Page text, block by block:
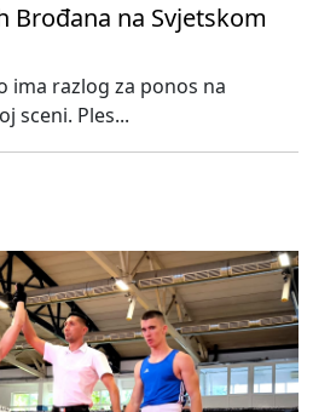
Brođana na Svjetskom
ima razlog za ponos na
sceni. Ples...